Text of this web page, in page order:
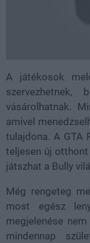
A játékosok
vásárolhatnak.
amivel
tulajdona. A GTA
teljesen új otthont
játszhat a Bully
Még rengeteg
most egész
megjelenése
mindennap